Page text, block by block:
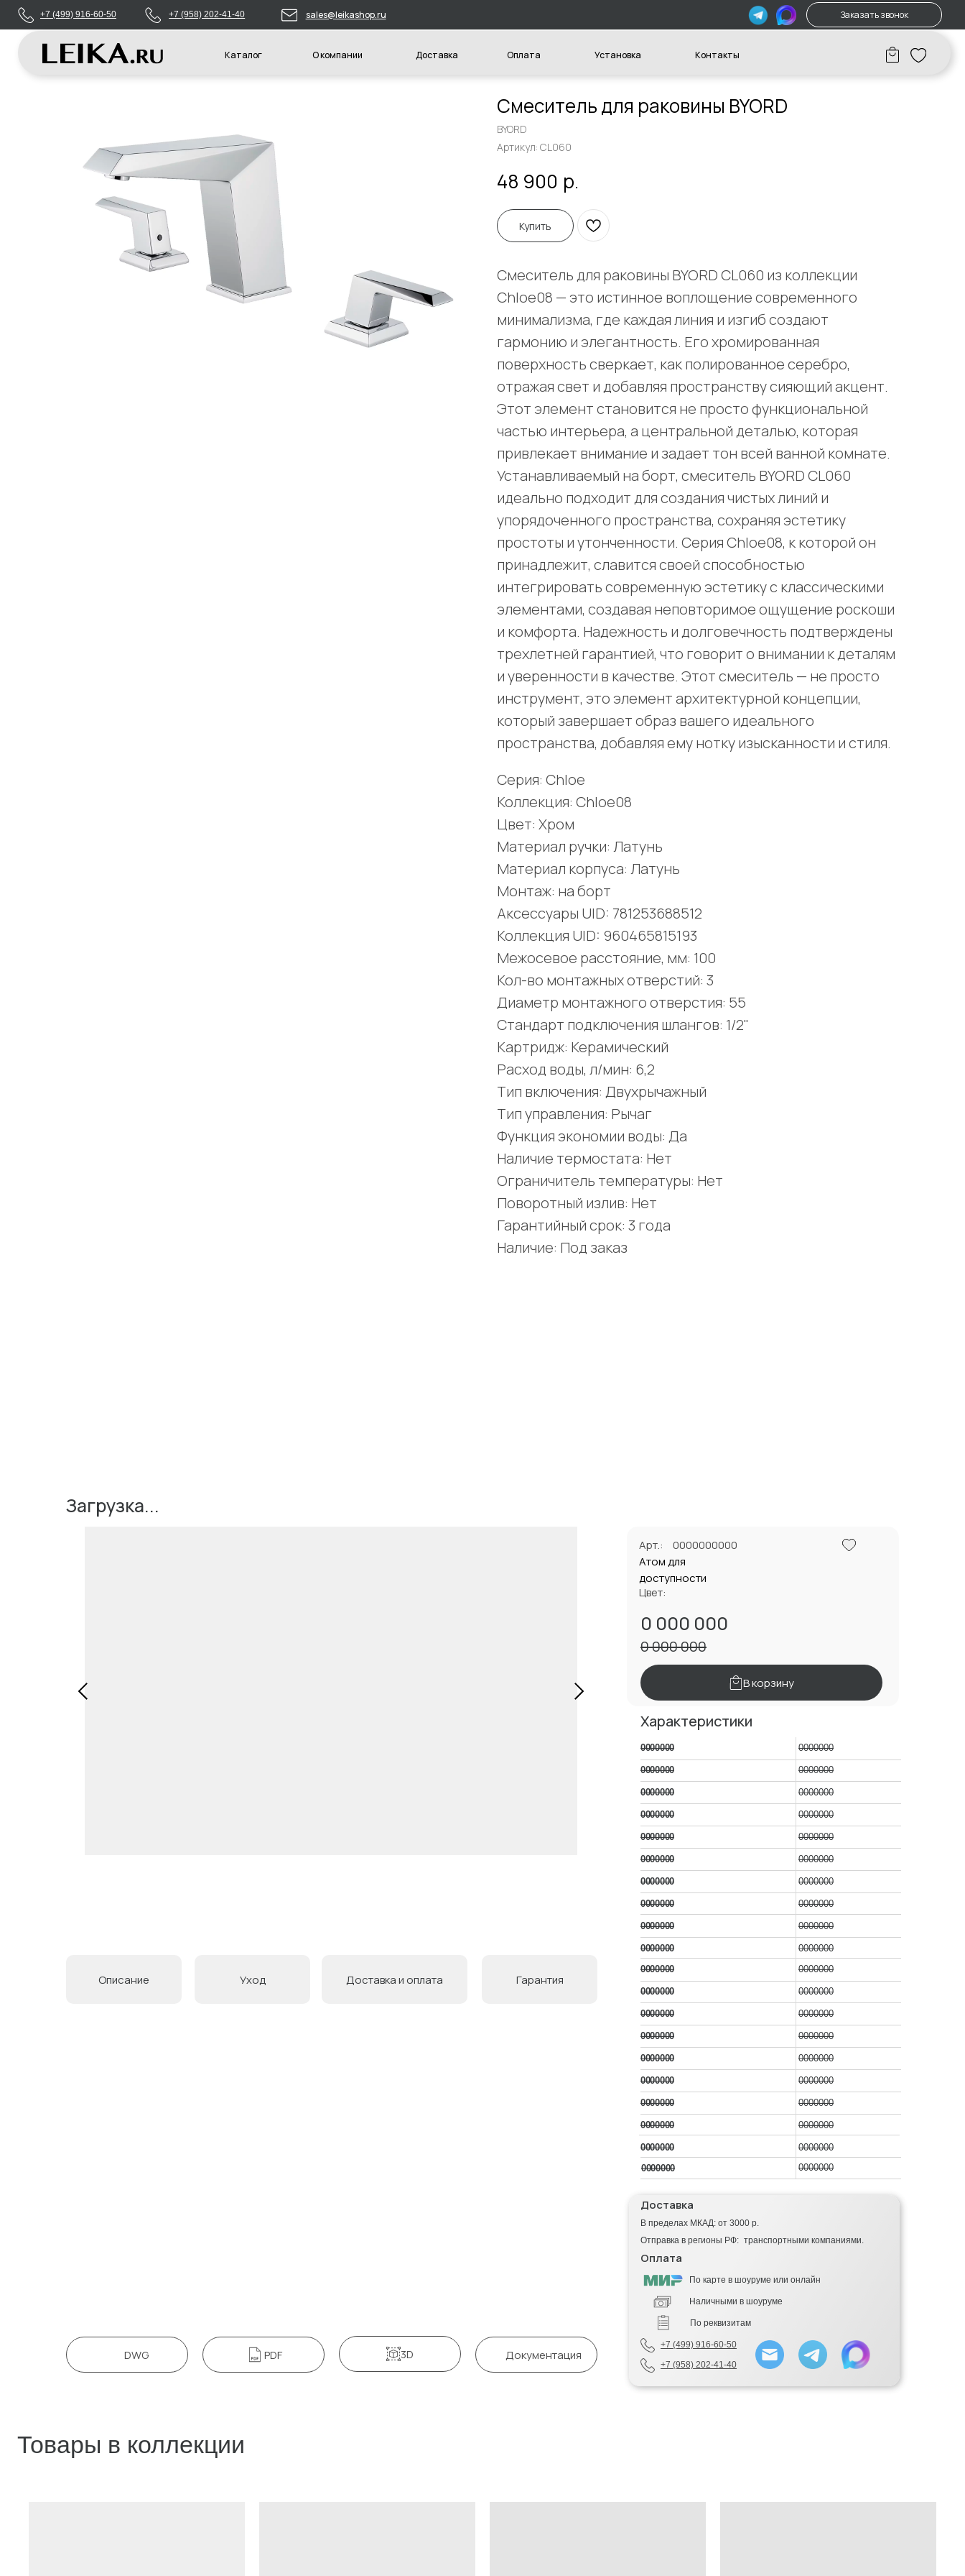
+7 (958) 202-41-40
+7 (499) 916-60-50 sales@leikashop.ru Заказать звонок
Смеситель для раковины BYORD
BYORD
Артикул: CL060
48 900 р.
Купить
Смеситель для раковины BYORD CL060 из коллекции
Chloe08 — это истинное воплощение современного
минимализма, где каждая линия и изгиб создают
гармонию и элегантность. Его хромированная
поверхность сверкает, как полированное серебро,
отражая свет и добавляя пространству сияющий акцент.
Этот элемент становится не просто функциональной
частью интерьера, а центральной деталью, которая
привлекает внимание и задает тон всей ванной комнате.
Устанавливаемый на борт, смеситель BYORD CL060
идеально подходит для создания чистых линий и
упорядоченного пространства, сохраняя эстетику
простоты и утонченности. Серия Chloe08, к которой он
принадлежит, славится своей способностью
интегрировать современную эстетику с классическими
элементами, создавая неповторимое ощущение роскоши
и комфорта. Надежность и долговечность подтверждены
трехлетней гарантией, что говорит о внимании к деталям
и уверенности в качестве. Этот смеситель — не просто
инструмент, это элемент архитектурной концепции,
который завершает образ вашего идеального
пространства, добавляя ему нотку изысканности и стиля.
Серия: Chloe
Коллекция: Chloe08
Цвет: Хром
Материал ручки: Латунь
Материал корпуса: Латунь
Монтаж: на борт
Аксессуары UID: 781253688512
Коллекция UID: 960465815193
Межосевое расстояние, мм: 100
Кол-во монтажных отверстий: 3
Диаметр монтажного отверстия: 55
Стандарт подключения шлангов: 1/2"
Картридж: Керамический
Расход воды, л/мин: 6,2
Тип включения: Двухрычажный
Тип управления: Рычаг
Функция экономии воды: Да
Наличие термостата: Нет
Ограничитель температуры: Нет
Поворотный излив: Нет
Гарантийный срок: 3 года
Наличие: Под заказ
0000000
0000000
0000000
0000000
0000000
0000000
0000000
0000000
0000000
0000000
0000000
0000000
0000000
0000000
0000000
0000000
0000000
0000000
0000000
0000000
0000000
0000000
0000000
0000000
0000000
0000000
0000000
0000000
0000000
0000000
0000000
0000000
0000000
0000000
0000000
0000000
0000000
0000000
0000000
0000000
Характеристики
Гарантия
Доставка и оплата
Уход
Описание
+7 (958) 202-41-40
+7 (499) 916-60-50
По реквизитам
Наличными в шоуруме
По карте в шоуруме или онлайн
Оплата
Доставка
В пределах МКАД: от 3000 р.
Отправка в регионы РФ: транспортными компаниями.
0 000 000
0 000 000
0000000000
Арт.:
В корзину
Цвет:
Загрузка...
DWG PDF 3D Документация
Атом для
доступности